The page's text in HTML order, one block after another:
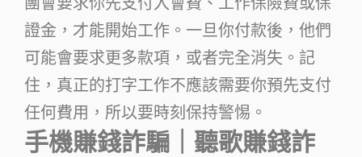
證金，才能開始工作。一旦你付款後，他們
可能會要求更多款項，或者完全消失。記
住，真正的打字工作不應該需要你預先支付
任何費用，所以要時刻保持警惕。
手機賺錢詐騙｜聽歌賺錢詐